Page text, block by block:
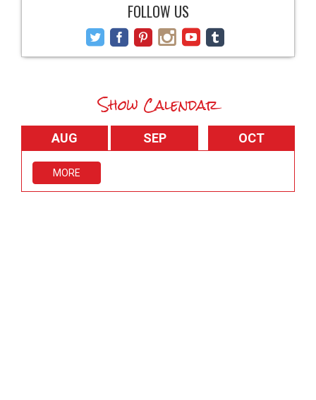
FOLLOW US
Show Calendar
AUG SEP OCT
MORE